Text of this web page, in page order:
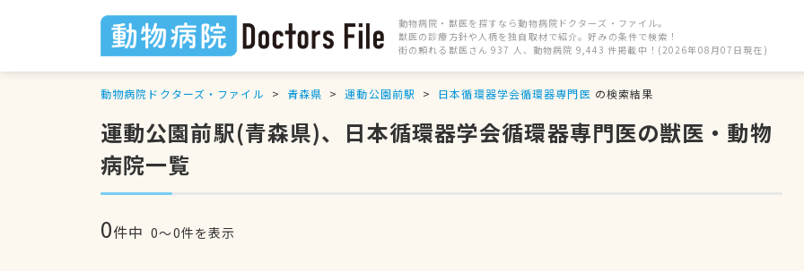
動物病院・獣医を探すなら動物病院ドクターズ・ファイル。
獣医の診療方針や人柄を独自取材で紹介。好みの条件で検索！
街の頼れる獣医さん 937 人、動物病院 9,443 件掲載中！(2026年08月07日現在)
動物病院ドクターズ・ファイル 青森県 運動公園前駅 日本循環器学会循環器専門医 の検索結果
運動公園前駅(青森県)、日本循環器学会循環器専門医の獣医・動物
病院一覧
0件中 0〜0件を表示